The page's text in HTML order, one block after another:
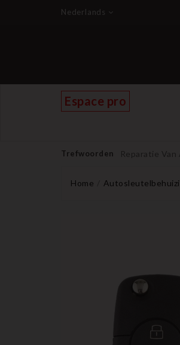
Nederlands
Espace pro
Trefwoorden Reparatie
Home